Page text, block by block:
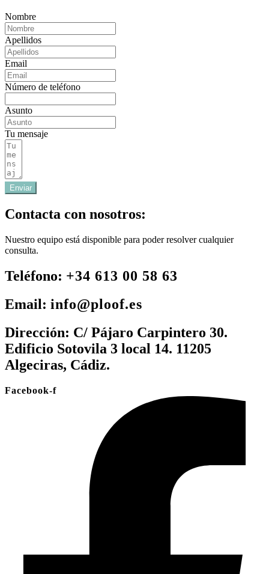
Nombre
Apellidos
Email
Número de teléfono
Asunto
Tu mensaje
Enviar
Contacta con nosotros:
Nuestro equipo está disponible para poder resolver cualquier
consulta.
Teléfono: +34 613 00 58 63
Email: info@ploof.es
Dirección: C/ Pájaro Carpintero 30.
Edificio Sotovila 3 local 14. 11205
Algeciras, Cádiz.
Facebook-f